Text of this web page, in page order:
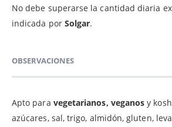
No debe superarse la cantidad diaria
indicada por Solgar.
OBSERVACIONES
Apto para vegetarianos, veganos y
azúcares, sal, trigo, almidón, gluten,